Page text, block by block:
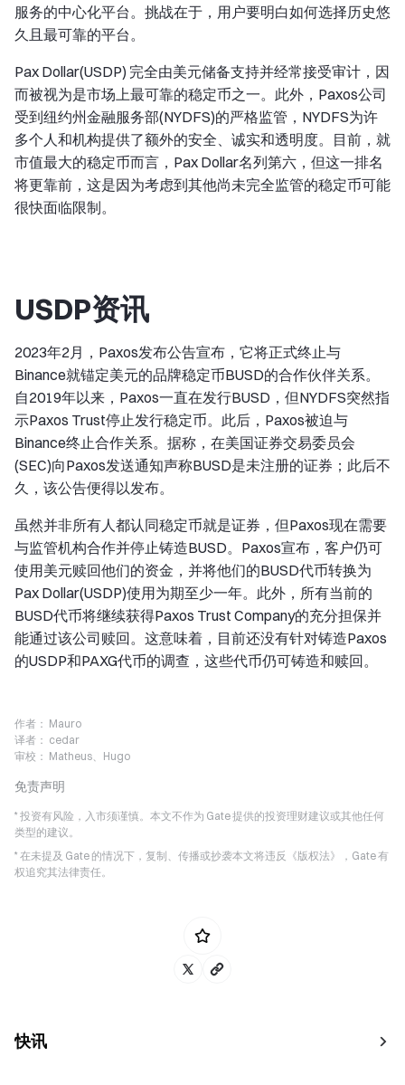
服务的中心化平台。挑战在于，用户要明白如何选择历史悠
久且最可靠的平台。
Pax Dollar(USDP) 完全由美元储备支持并经常接受审计，因
而被视为是市场上最可靠的稳定币之一。此外，Paxos公司
受到纽约州金融服务部(NYDFS)的严格监管，NYDFS为许
多个人和机构提供了额外的安全、诚实和透明度。目前，就
市值最大的稳定币而言，Pax Dollar名列第六，但这一排名
将更靠前，这是因为考虑到其他尚未完全监管的稳定币可能
很快面临限制。
USDP资讯
2023年2月，Paxos发布公告宣布，它将正式终止与
Binance就锚定美元的品牌稳定币BUSD的合作伙伴关系。
自2019年以来，Paxos一直在发行BUSD，但NYDFS突然指
示Paxos Trust停止发行稳定币。此后，Paxos被迫与
Binance终止合作关系。据称，在美国证券交易委员会
(SEC)向Paxos发送通知声称BUSD是未注册的证券；此后不
久，该公告便得以发布。
虽然并非所有人都认同稳定币就是证券，但Paxos现在需要
与监管机构合作并停止铸造BUSD。Paxos宣布，客户仍可
使用美元赎回他们的资金，并将他们的BUSD代币转换为
Pax Dollar(USDP)使用为期至少一年。此外，所有当前的
BUSD代币将继续获得Paxos Trust Company的充分担保并
能通过该公司赎回。这意味着，目前还没有针对铸造Paxos
的USDP和PAXG代币的调查，这些代币仍可铸造和赎回。
作者： Mauro
译者： cedar
审校： Matheus、Hugo
免责声明
* 投资有风险，入市须谨慎。本文不作为 Gate 提供的投资理财建议或其他任何
类型的建议。
* 在未提及 Gate 的情况下，复制、传播或抄袭本文将违反《版权法》，Gate 有
权追究其法律责任。
快讯